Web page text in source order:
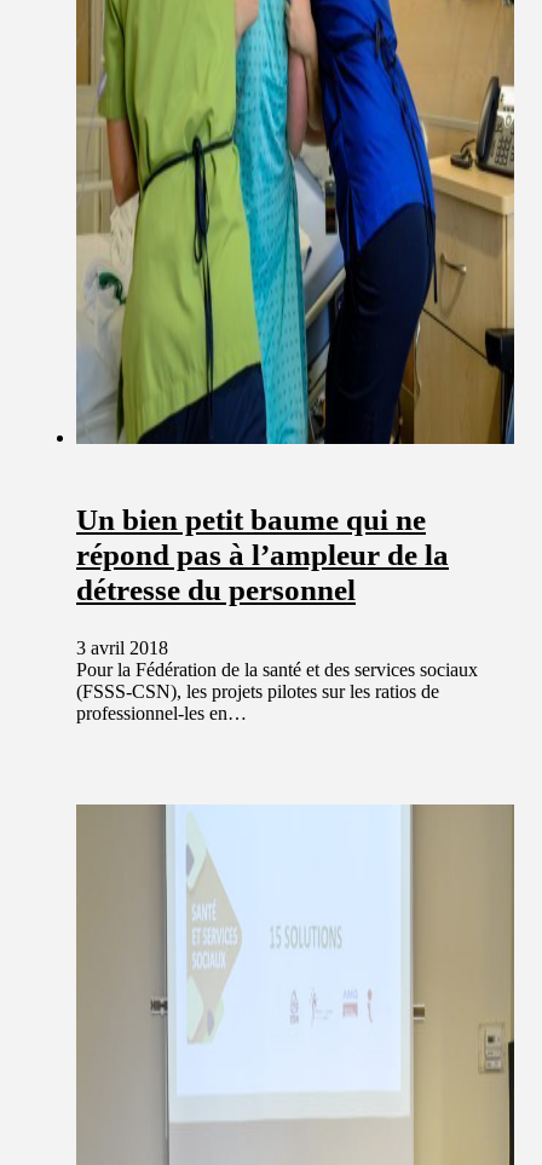
Un bien petit baume qui ne
répond pas à l’ampleur de la
détresse du personnel
3 avril 2018
Pour la Fédération de la santé et des services sociaux
(FSSS-CSN), les projets pilotes sur les ratios de
professionnel-les en…